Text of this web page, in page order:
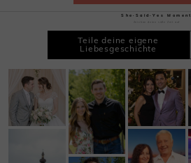
She·Said·Yes Moment
Teile deine eigene
Liebesgeschichte